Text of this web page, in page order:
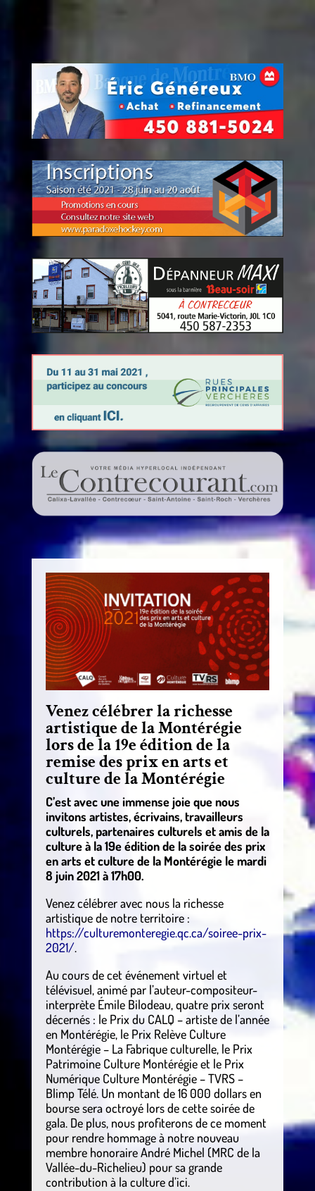
Venez célébrer la richesse
artistique de la Montérégie
lors de la 19e édition de la
remise des prix en arts et
culture de la Montérégie
C’est avec une immense joie que nous
invitons artistes, écrivains, travailleurs
culturels, partenaires culturels et amis de la
culture à la 19e édition de la soirée des prix
en arts et culture de la Montérégie le mardi
8 juin 2021 à 17h00.
Venez célébrer avec nous la richesse
artistique de notre territoire :
https://culturemonteregie.qc.ca/soiree-prix-
2021/.
Au cours de cet événement virtuel et
télévisuel, animé par l’auteur-compositeur-
interprète Émile Bilodeau, quatre prix seront
décernés : le Prix du CALQ – artiste de l’année
en Montérégie, le Prix Relève Culture
Montérégie – La Fabrique culturelle, le Prix
Patrimoine Culture Montérégie et le Prix
Numérique Culture Montérégie – TVRS –
Blimp Télé. Un montant de 16 000 dollars en
bourse sera octroyé lors de cette soirée de
gala. De plus, nous profiterons de ce moment
pour rendre hommage à notre nouveau
membre honoraire André Michel (MRC de la
Vallée-du-Richelieu) pour sa grande
contribution à la culture d’ici.